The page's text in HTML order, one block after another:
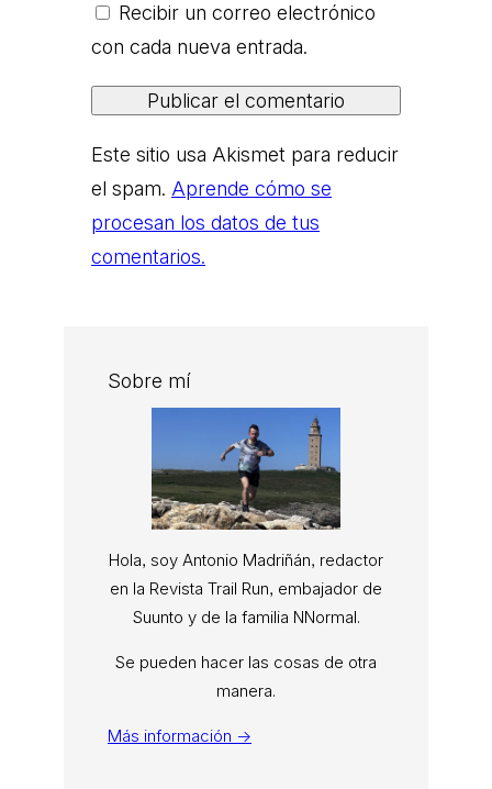
Recibir un correo electrónico
con cada nueva entrada.
Este sitio usa Akismet para reducir
el spam. Aprende cómo se
procesan los datos de tus
comentarios.
Sobre mí
Hola, soy Antonio Madriñán, redactor
en la Revista Trail Run, embajador de
Suunto y de la familia NNormal.
Se pueden hacer las cosas de otra
manera.
Más información →